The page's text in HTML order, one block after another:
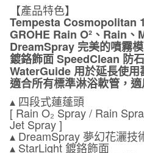
27573002
數
量
【產品特色】
Tempesta Cosmopolitan
GROHE Rain O²、Rain
DreamSpray 完美的噴霧
鍍鉻飾面 SpeedClean 防
WaterGuide 用於延長使用
適合所有標準淋浴軟管，
▴ 四段式蓮蓬頭
[ Rain O₂ Spray / Rain
Jet Spray ]
▴ DreamSpray 夢幻花灑技
▴ StarLight 鍍鉻飾面